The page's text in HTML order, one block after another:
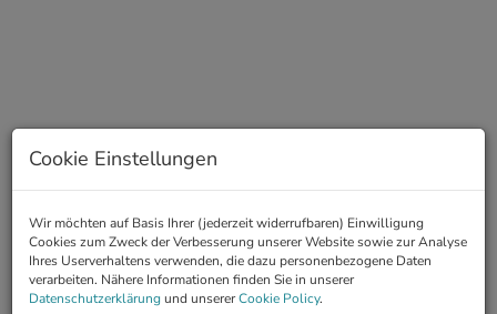
Beschreibung
Cookie Einstellungen
Wir möchten auf Basis Ihrer (jederzeit widerrufbaren) Einwilligung
Cookies zum Zweck der Verbesserung unserer Website sowie zur Analyse
Ihres Userverhaltens verwenden, die dazu personenbezogene Daten
verarbeiten. Nähere Informationen finden Sie in unserer
Datenschutzerklärungund unsererCookie Policy.